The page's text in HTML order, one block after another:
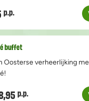
p.p.
buffet
Oosterse verheerlijking
p.p.